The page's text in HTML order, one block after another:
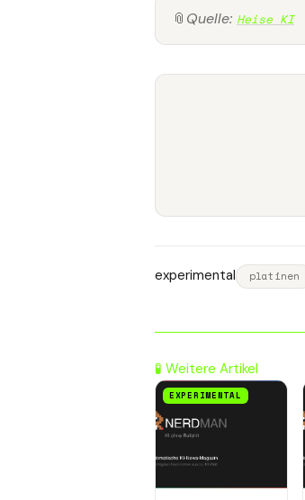
📎 Quelle: Heise KI
experimental platinen
🧪 Weitere Artikel
EXPERIMENTAL